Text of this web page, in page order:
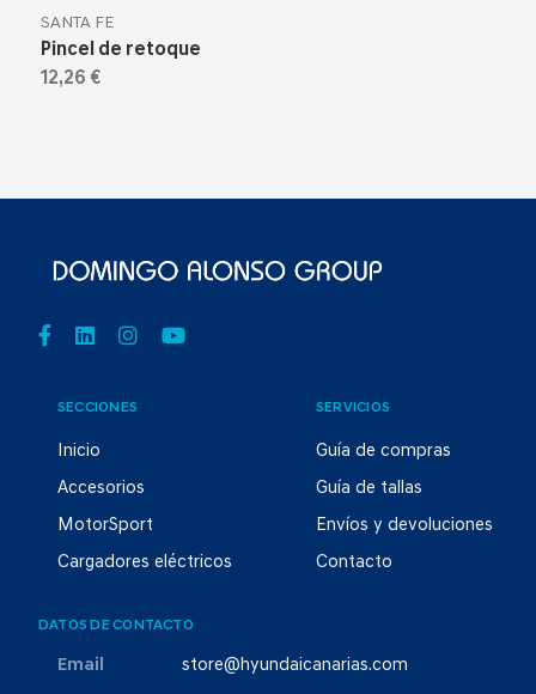
SANTA FE
Pincel de retoque
12,26 €
SECCIONES
Inicio
Accesorios
MotorSport
Cargadores eléctricos
SERVICIOS
Guía de compras
Guía de tallas
Envíos y devoluciones
Contacto
DATOS DE CONTACTO
Email store@hyundaicanarias.com